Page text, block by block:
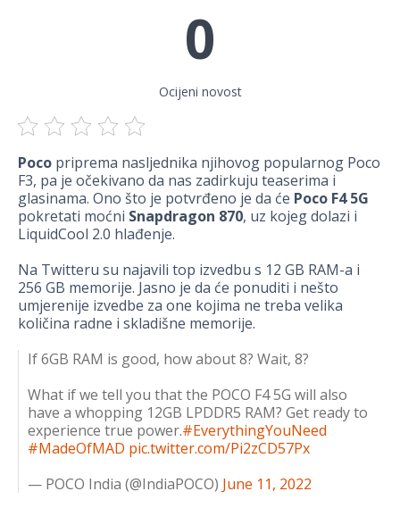
0
Ocijeni novost
Poco priprema nasljednika njihovog popularnog Poco
F3, pa je očekivano da nas zadirkuju teaserima i
glasinama. Ono što je potvrđeno je da će Poco F4 5G
pokretati moćni Snapdragon 870, uz kojeg dolazi i
LiquidCool 2.0 hlađenje.
Na Twitteru su najavili top izvedbu s 12 GB RAM-a i
256 GB memorije. Jasno je da će ponuditi i nešto
umjerenije izvedbe za one kojima ne treba velika
količina radne i skladišne memorije.
If 6GB RAM is good, how about 8? Wait, 8?
What if we tell you that the POCO F4 5G will also
have a whopping 12GB LPDDR5 RAM? Get ready to
experience true power.#EverythingYouNeed
#MadeOfMAD pic.twitter.com/Pi2zCD57Px
— POCO India (@IndiaPOCO) June 11, 2022